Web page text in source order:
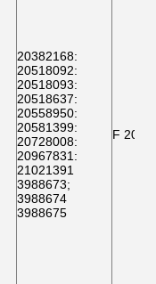
20382168:
20518092:
20518093:
20518637:
20558950:
20581399:
20728008:
20967831:
21021391
3988673;
3988674
3988675
F